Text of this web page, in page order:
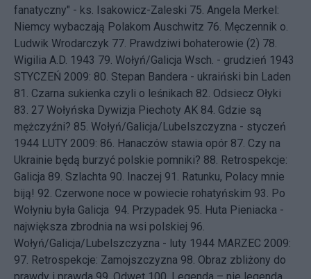
fanatyczny" - ks. Isakowicz-Zaleski 75. Angela Merkel:
Niemcy wybaczają Polakom Auschwitz 76. Męczennik o.
Ludwik Wrodarczyk 77. Prawdziwi bohaterowie (2) 78.
Wigilia A.D. 1943 79. Wołyń/Galicja Wsch. - grudzień 1943
STYCZEŃ 2009: 80. Stepan Bandera - ukraiński bin Laden
81. Czarna sukienka czyli o leśnikach 82. Odsiecz Ołyki
83. 27 Wołyńska Dywizja Piechoty AK 84. Gdzie są
mężczyźni? 85. Wołyń/Galicja/Lubelszczyzna - styczeń
1944 LUTY 2009: 86. Hanaczów stawia opór 87. Czy na
Ukrainie będą burzyć polskie pomniki? 88. Retrospekcje:
Galicja 89. Szlachta 90. Inaczej 91.
Ratunku, Polacy mnie
biją! 92. Czerwone noce w powiecie rohatyńskim 93. Po
Wołyniu była Galicja 94. Przypadek 95. Huta Pieniacka -
największa zbrodnia na wsi polskiej 96.
Wołyń/Galicja/Lubelszczyzna - luty 1944 MARZEC 2009:
97. Retrospekcje: Zamojszczyzna 98. Obraz zbliżony do
prawdy i prawda 99. Odwet 100. Legenda – nie legenda